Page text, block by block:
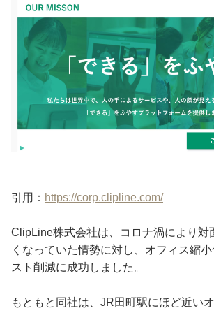
引用： https://corp.clipline.com/
ClipLine株式会社は、コロナ渦により対
くなっていた情勢に対し、オフィス縮
スト削減に成功しました。
もともと同社は、JR田町駅にほど近い